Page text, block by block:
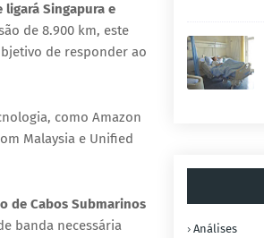
ligará Singapura e
de 8.900 km, este
de responder ao
como Amazon
Malaysia e Unified
de Cabos Submarinos
banda necessária
Análises